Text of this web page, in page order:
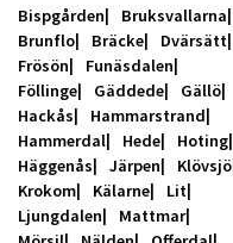
Bispgården
Bruksvallarna
Brunflo
Bräcke
Dvärsätt
Frösön
Funäsdalen
Föllinge
Gäddede
Gällö
Hackås
Hammarstrand
Hammerdal
Hede
Hoting
Häggenås
Järpen
Klövsjö
Krokom
Kälarne
Lit
Ljungdalen
Mattmar